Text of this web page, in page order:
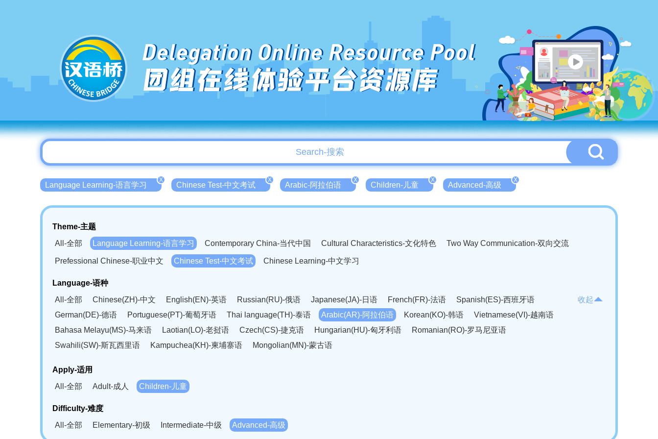
Delegation Online Resource Pool
团组在线体验平台资源库
Language Learning-语言学习
X
Chinese Test-中文考试
X
Arabic-阿拉伯语
X
Children-儿童
X
Advanced-高级
X
Theme-主题
All-全部
Language Learning-语言学习 Contemporary China-当代中国 Cultural Characteristics-文化特色 Two Way Communication-双向交流
Prefessional Chinese-职业中文 Chinese Test-中文考试 Chinese Learning-中文学习
Language-语种
All-全部
Chinese(ZH)-中文 English(EN)-英语 Russian(RU)-俄语 Japanese(JA)-日语 French(FR)-法语
Spanish(ES)-西班牙语
German(DE)-德语
Portuguese(PT)-葡萄牙语 Thai language(TH)-泰语 Arabic(AR)-阿拉伯语 Korean(KO)-韩语
Vietnamese(VI)-越南语
Bahasa Melayu(MS)-马来语
Laotian(LO)-老挝语 Czech(CS)-捷克语 Hungarian(HU)-匈牙利语
Romanian(RO)-罗马尼亚语
Swahili(SW)-斯瓦西里语
Kampuchea(KH)-柬埔寨语 Mongolian(MN)-蒙古语
收起
Apply-适用
All-全部
Adult-成人 Children-儿童
Difficulty-难度
All-全部
Elementary-初级 Intermediate-中级 Advanced-高级